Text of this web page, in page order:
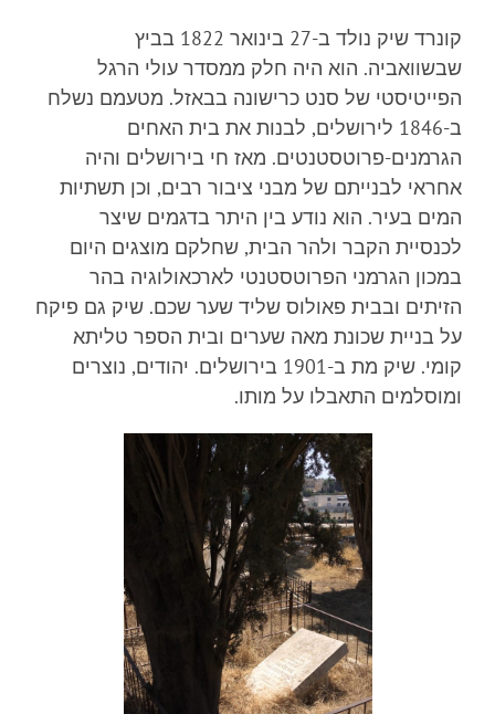
קונרד שיק נולד ב-27 בינואר 1822 בביץ
שבשוואביה. הוא היה חלק ממסדר עולי הרגל
הפייטיסטי של סנט כרישונה בבאזל. מטעמם נשלח
ב-1846 לירושלים, לבנות את בית האחים
הגרמנים-פרוטסטנטים. מאז חי בירושלים והיה
אחראי לבנייתם של מבני ציבור רבים, וכן תשתיות
המים בעיר. הוא נודע בין היתר בדגמים שיצר
לכנסיית הקבר ולהר הבית, שחלקם מוצגים היום
במכון הגרמני הפרוטסטנטי לארכאולוגיה בהר
הזיתים ובבית פאולוס שליד שער שכם. שיק גם פיקח
על בניית שכונת מאה שערים ובית הספר טליתא
קומי. שיק מת ב-1901 בירושלים. יהודים, נוצרים
ומוסלמים התאבלו על מותו.